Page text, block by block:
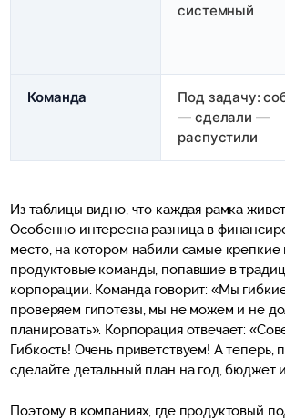
системный
Команда
Под задачу:
— сделали —
распустили
Из таблицы видно, что каждая рамка
Особенно интересна разница в
место, на котором набили самые
продуктовые команды, попавшие в
корпорации. Команда говорит: «Мы
проверяем гипотезы, мы не можем и не
планировать». Корпорация отвечает:
Гибкость! Очень приветствуем! А теперь,
сделайте детальный план на год, бюджет
Поэтому в компаниях, где продуктовый